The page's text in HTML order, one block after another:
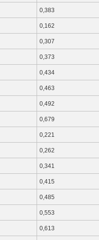
0,383
0,162
0,307
0,373
0,434
0,463
0,492
0,679
0,221
0,262
0,341
0,415
0,485
0,553
0,613